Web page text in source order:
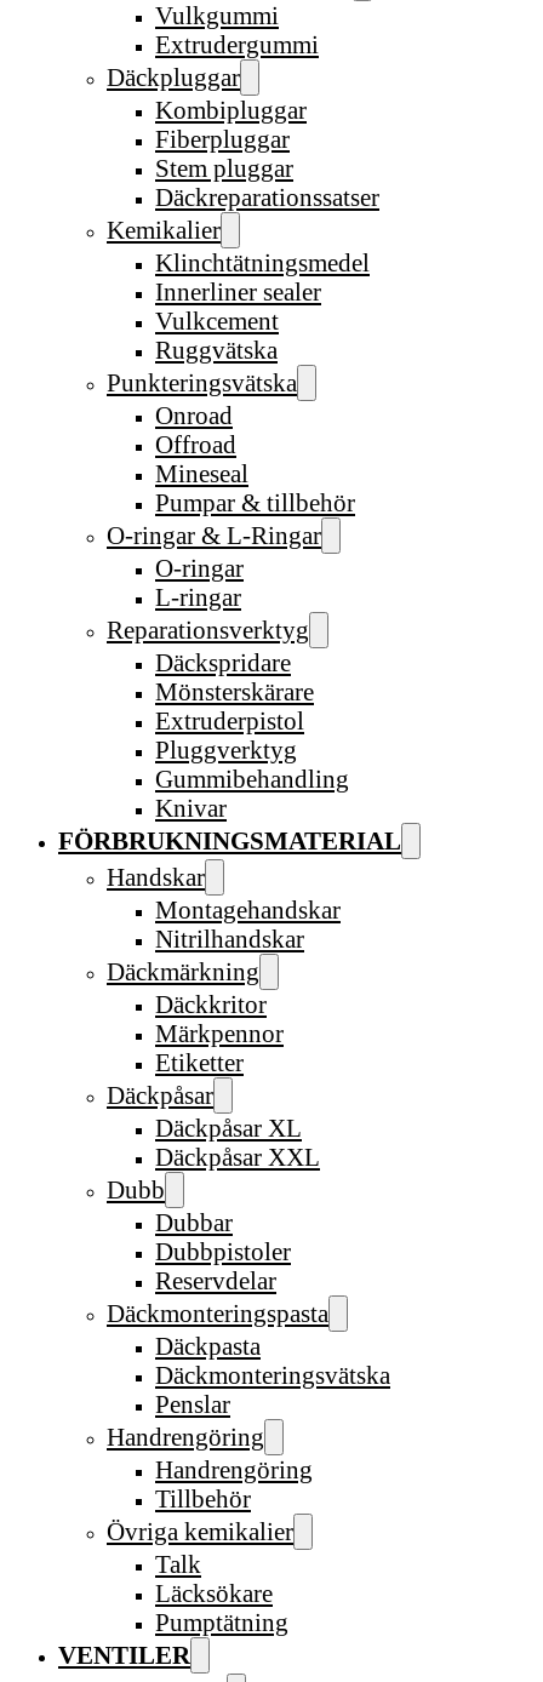
Vulkgummi
Extrudergummi
Däckpluggar
Kombipluggar
Fiberpluggar
Stem pluggar
Däckreparationssatser
Kemikalier
Klinchtätningsmedel
Innerliner sealer
Vulkcement
Ruggvätska
Punkteringsvätska
Onroad
Offroad
Mineseal
Pumpar & tillbehör
O-ringar & L-Ringar
O-ringar
L-ringar
Reparationsverktyg
Däckspridare
Mönsterskärare
Extruderpistol
Pluggverktyg
Gummibehandling
Knivar
FÖRBRUKNINGSMATERIAL
Handskar
Montagehandskar
Nitrilhandskar
Däckmärkning
Däckkritor
Märkpennor
Etiketter
Däckpåsar
Däckpåsar XL
Däckpåsar XXL
Dubb
Dubbar
Dubbpistoler
Reservdelar
Däckmonteringspasta
Däckpasta
Däckmonteringsvätska
Penslar
Handrengöring
Handrengöring
Tillbehör
Övriga kemikalier
Talk
Läcksökare
Pumptätning
VENTILER